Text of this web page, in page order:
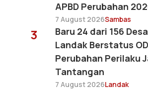
APBD Perubahan
7 August 2026Sambas
3
Baru 24 dari 156
Landak Berstatus
Perubahan Perilaku
Tantangan
7 August 2026Landak